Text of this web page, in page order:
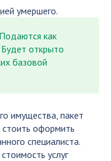
умершего.
Подаются как
Будет открыто
базовой
имущества, пакет
стоить оформить
специалиста.
услуг